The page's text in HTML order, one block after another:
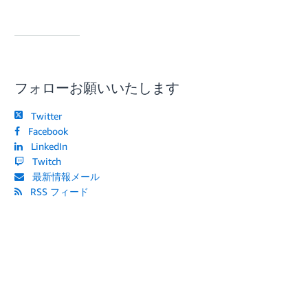
フォローお願いいたします
Twitter
Facebook
LinkedIn
Twitch
最新情報メール
RSS フィード